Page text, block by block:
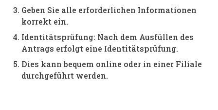
Geben Sie alle erforderlichen Informationen
korrekt ein.
Identitätsprüfung: Nach dem Ausfüllen des
Antrags erfolgt eine Identitätsprüfung.
Dies kann bequem online oder in einer Filiale
durchgeführt werden.